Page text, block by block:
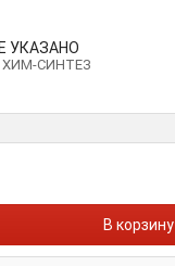
УКАЗАНО
ХИМ-СИНТЕЗ
В корзину